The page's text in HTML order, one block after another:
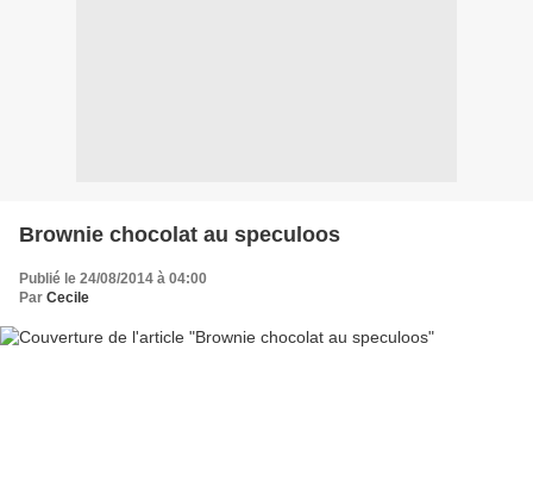
Brownie chocolat au speculoos
Publié le 24/08/2014 à 04:00
Par Cecile